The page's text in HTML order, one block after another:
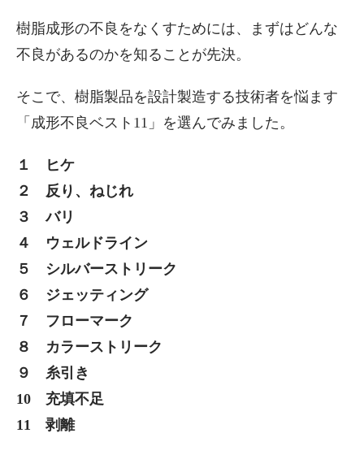
樹脂成形の不良をなくすためには、まずはどんな
不良があるのかを知ることが先決。
そこで、樹脂製品を設計製造する技術者を悩ます
「成形不良ベスト11」を選んでみました。
１ ヒケ
２ 反り、ねじれ
３ バリ
４ ウェルドライン
５ シルバーストリーク
６ ジェッティング
７ フローマーク
８ カラーストリーク
９ 糸引き
10 充填不足
11 剥離